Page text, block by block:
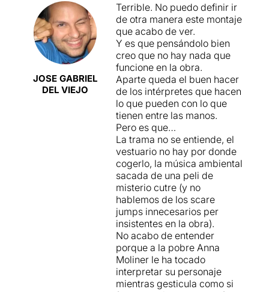
JOSE GABRIEL
DEL VIEJO
Terrible. No puedo definir ir
de otra manera este montaje
que acabo de ver.
Y es que pensándolo bien
creo que no hay nada que
funcione en la obra.
Aparte queda el buen hacer
de los intérpretes que hacen
lo que pueden con lo que
tienen entre las manos.
Pero es que…
La trama no se entiende, el
vestuario no hay por donde
cogerlo, la música ambiental
sacada de una peli de
misterio cutre (y no
hablemos de los scare
jumps innecesarios per
insistentes en la obra).
No acabo de entender
porque a la pobre Anna
Moliner le ha tocado
interpretar su personaje
mientras gesticula como si